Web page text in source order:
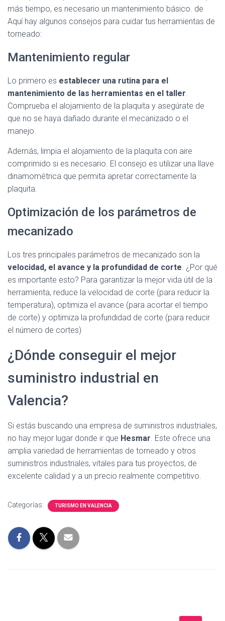
más tiempo, es necesario un mantenimiento básico. de
Aquí hay algunos consejos para cuidar tus herramientas de
torneado:
Mantenimiento regular
Lo primero es establecer una rutina para el
mantenimiento de las herramientas en el taller.
Comprueba el alojamiento de la plaquita y asegúrate de
que no se haya dañado durante el mecanizado o el
manejo.
Además, limpia el alojamiento de la plaquita con aire
comprimido si es necesario. El consejo es utilizar una llave
dinamométrica que permita apretar correctamente la
plaquita.
Optimización de los parámetros de
mecanizado
Los tres principales parámetros de mecanizado son la
velocidad, el avance y la profundidad de corte. ¿Por qué
es importante esto? Para garantizar la mejor vida útil de la
herramienta, reduce la velocidad de corte (para reducir la
temperatura), optimiza el avance (para acortar el tiempo
de corte) y optimiza la profundidad de corte (para reducir
el número de cortes)
¿Dónde conseguir el mejor
suministro industrial en
Valencia?
Si estás buscando una empresa de suministros industriales,
no hay mejor lugar donde ir que Hesmar. Este ofrece una
amplia variedad de herramientas de torneado y otros
suministros industriales, vitales para tus proyectos, de
excelente calidad y a un precio realmente competitivo.
Categorías: TURISMO EN VALENCIA